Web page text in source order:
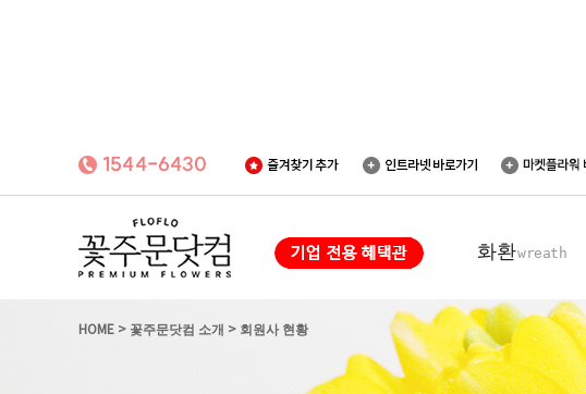
화환wreath
HOME > 꽃주문닷컴 소개 > 회원사 현황